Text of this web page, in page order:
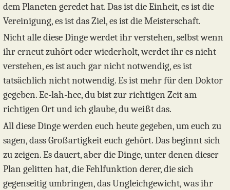
dem Planeten geredet hat. Das ist die Einheit, es ist die
Vereinigung, es ist das Ziel, es ist die Meisterschaft.
Nicht alle diese Dinge werdet ihr verstehen, selbst wenn
ihr erneut zuhört oder wiederholt, werdet ihr es nicht
verstehen, es ist auch gar nicht notwendig, es ist
tatsächlich nicht notwendig. Es ist mehr für den Doktor
gegeben. Ee-lah-hee, du bist zur richtigen Zeit am
richtigen Ort und ich glaube, du weißt das.
All diese Dinge werden euch heute gegeben, um euch zu
sagen, dass Großartigkeit euch gehört. Das beginnt sich
zu zeigen. Es dauert, aber die Dinge, unter denen dieser
Plan gelitten hat, die Fehlfunktion derer, die sich
gegenseitig umbringen, das Ungleichgewicht, was ihr